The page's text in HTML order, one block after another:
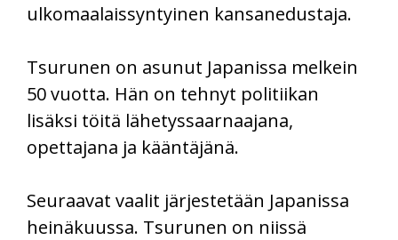
ulkomaalaissyntyinen kansanedustaja.
Tsurunen on asunut Japanissa melkein
50 vuotta. Hän on tehnyt politiikan
lisäksi töitä lähetyssaarnaajana,
opettajana ja kääntäjänä.
Seuraavat vaalit järjestetään Japanissa
heinäkuussa. Tsurunen on niissä